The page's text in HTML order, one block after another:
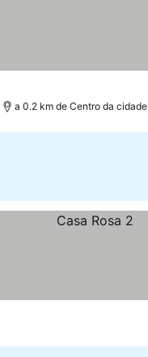
a 0.2 km de Centro da cidade